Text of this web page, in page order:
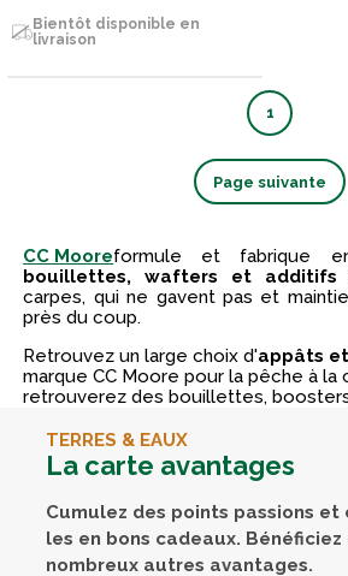
Bientôt disponible en
livraison
1
Page suivante
CC Mooreformule et fabrique
bouillettes, wafters et additifs
carpes, qui ne gavent pas et
près du coup.
Retrouvez un large choix d'appâts
marque CC Moore pour la pêche à la
retrouverez des bouillettes,
TERRES & EAUX
La carte avantages
Cumulez des points passions et
les en bons cadeaux.
nombreux autres avantages.